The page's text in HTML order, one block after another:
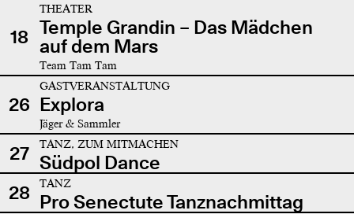
18
THEATER
Temple Grandin – Das Mädchen
auf dem Mars
Team Tam Tam
26
GASTVERANSTALTUNG
Explora
Jäger & Sammler
27 TANZ, ZUM MITMACHEN
Südpol Dance
28
TANZ
Pro Senectute Tanznachmittag